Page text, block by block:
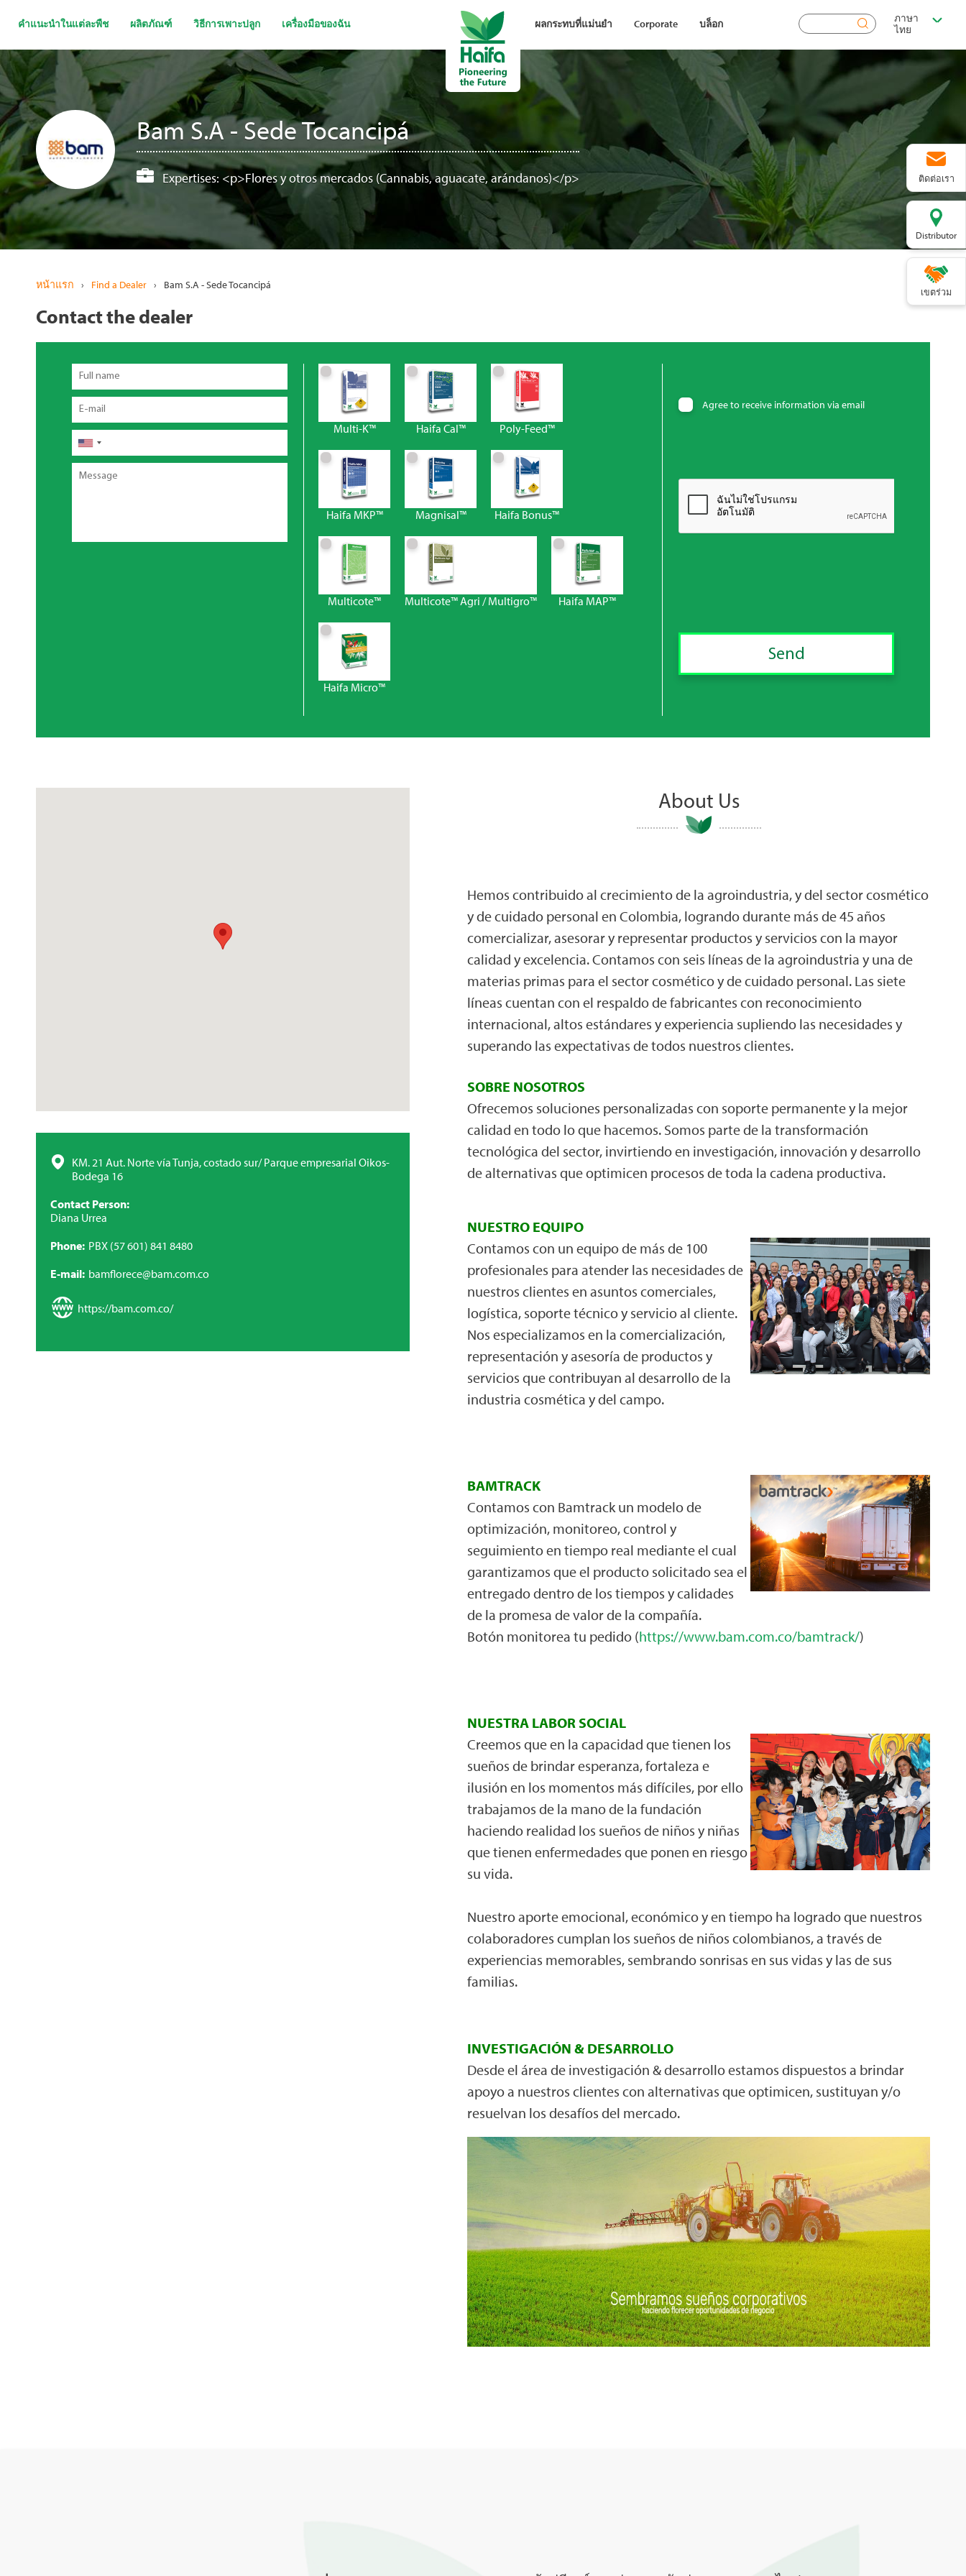
เนื้อหา
หลัก
ติดต่อเรา
Distributor
เขตร่วม
คำแนะนำในแต่ละพืช ผลิตภัณฑ์ วิธีการเพาะปลูก เครื่องมือของฉัน ผลกระทบที่แม่นยำ Corporate บล็อก ค้นหา
ภาษา
ไทย
Bam S.A - Sede Tocancipá
Expertises: <p>Flores y otros mercados (Cannabis, aguacate, arándanos)</p>
หน้าแรก › Find a Dealer › Bam S.A - Sede Tocancipá
Contact the dealer
Full
name
Email
โทรศัพท์
Message
Multi-K™ Haifa Cal™ Poly-Feed™
Haifa MKP™ Magnisal™ Haifa Bonus™
Multicote™ Multicote™ Agri / Multigro™ Haifa MAP™
Haifa Micro™
Agree to receive information via email
KM. 21 Aut. Norte vía Tunja, costado sur/ Parque empresarial Oikos-
Bodega 16
Contact Person
Diana Urrea
Phone PBX (57 601) 841 8480
E-mail bamflorece@bam.com.co
https://bam.com.co/
About Us
Hemos contribuido al crecimiento de la agroindustria, y del sector cosmético
y de cuidado personal en Colombia, logrando durante más de 45 años
comercializar, asesorar y representar productos y servicios con la mayor
calidad y excelencia. Contamos con seis líneas de la agroindustria y una de
materias primas para el sector cosmético y de cuidado personal. Las siete
líneas cuentan con el respaldo de fabricantes con reconocimiento
internacional, altos estándares y experiencia supliendo las necesidades y
superando las expectativas de todos nuestros clientes.
SOBRE NOSOTROS
Ofrecemos soluciones personalizadas con soporte permanente y la mejor
calidad en todo lo que hacemos. Somos parte de la transformación
tecnológica del sector, invirtiendo en investigación, innovación y desarrollo
de alternativas que optimicen procesos de toda la cadena productiva.
NUESTRO EQUIPO
Contamos con un equipo de más de 100
profesionales para atender las necesidades de
nuestros clientes en asuntos comerciales,
logística, soporte técnico y servicio al cliente.
Nos especializamos en la comercialización,
representación y asesoría de productos y
servicios que contribuyan al desarrollo de la
industria cosmética y del campo.
BAMTRACK
Contamos con Bamtrack un modelo de
optimización, monitoreo, control y
seguimiento en tiempo real mediante el cual
garantizamos que el producto solicitado sea el
entregado dentro de los tiempos y calidades
de la promesa de valor de la compañía.
Botón monitorea tu pedido (https://www.bam.com.co/bamtrack/)
NUESTRA LABOR SOCIAL
Creemos que en la capacidad que tienen los
sueños de brindar esperanza, fortaleza e
ilusión en los momentos más difíciles, por ello
trabajamos de la mano de la fundación
haciendo realidad los sueños de niños y niñas
que tienen enfermedades que ponen en riesgo
su vida.
Nuestro aporte emocional, económico y en tiempo ha logrado que nuestros
colaboradores cumplan los sueños de niños colombianos, a través de
experiencias memorables, sembrando sonrisas en sus vidas y las de sus
familias.
INVESTIGACIÓN & DESARROLLO
Desde el área de investigación & desarrollo estamos dispuestos a brindar
apoyo a nuestros clientes con alternativas que optimicen, sustituyan y/o
resuelvan los desafíos del mercado.